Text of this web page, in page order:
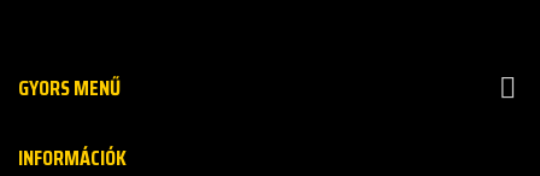
GYORS MENŰ 
INFORMÁCIÓK